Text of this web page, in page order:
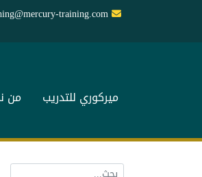
training.com
ميركوري للتدريب من